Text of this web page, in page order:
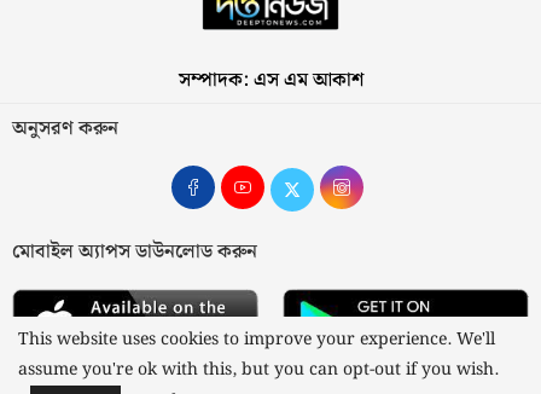
সম্পাদক: এস এম আকাশ
অনুসরণ করুন
মোবাইল অ্যাপস ডাউনলোড করুন
This website uses cookies to improve your experience. We'll
assume you're ok with this, but you can opt-out if you wish.